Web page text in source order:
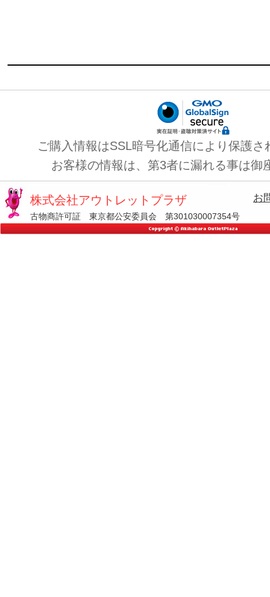
ご購入情報はSSL暗号化通信により保護さ
お客様の情報は、第3者に漏れる事は御
株式会社アウトレットプラザ
古物商許可証 東京都公安委員会 第301030007354号
お